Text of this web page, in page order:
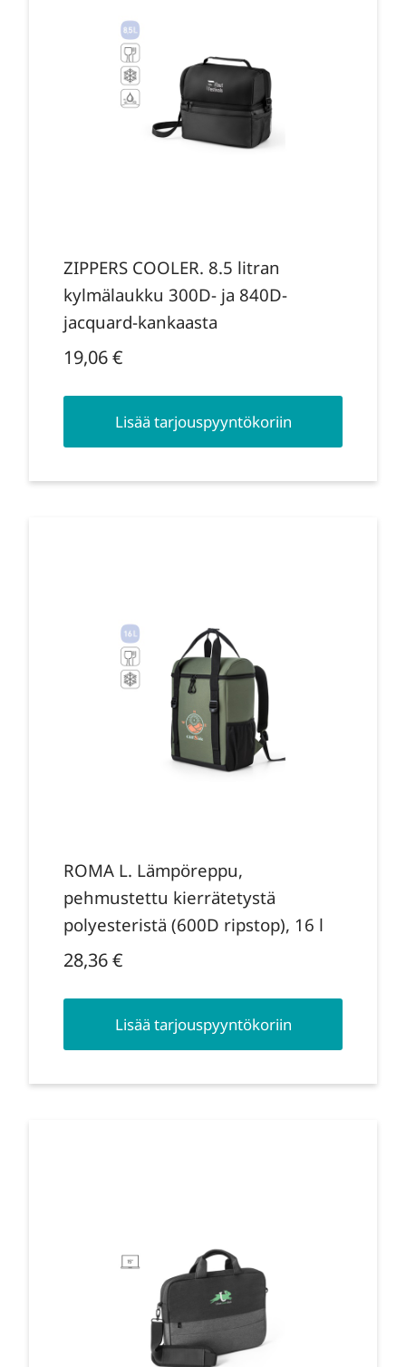
ZIPPERS COOLER. 8.5 litran
kylmälaukku 300D- ja 840D-
jacquard-kankaasta
19,06€
Lisää tarjouspyyntökoriin
ROMA L. Lämpöreppu,
pehmustettu kierrätetystä
polyesteristä (600D ripstop), 16 l
28,36€
Lisää tarjouspyyntökoriin